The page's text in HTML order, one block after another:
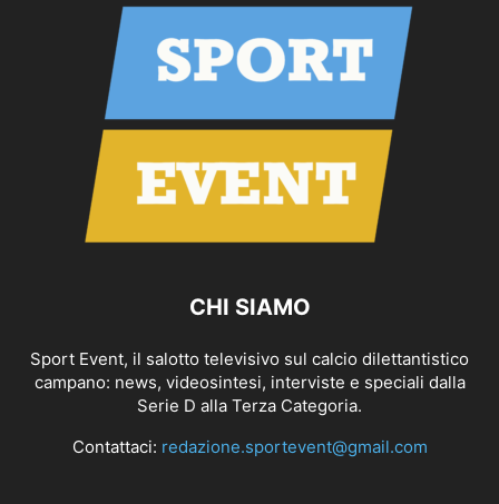
CHI SIAMO
Sport Event, il salotto televisivo sul calcio dilettantistico
campano: news, videosintesi, interviste e speciali dalla
Serie D alla Terza Categoria.
Contattaci: redazione.sportevent@gmail.com